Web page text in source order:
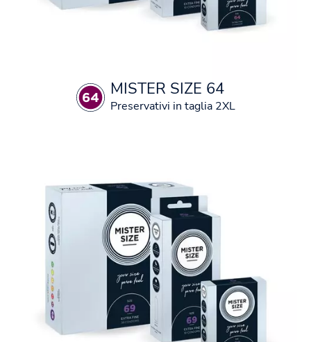
MISTER SIZE 64
Preservativi in taglia 2XL